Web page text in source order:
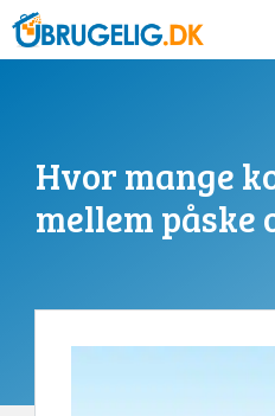
Hop
Hvor mange
mellem påske